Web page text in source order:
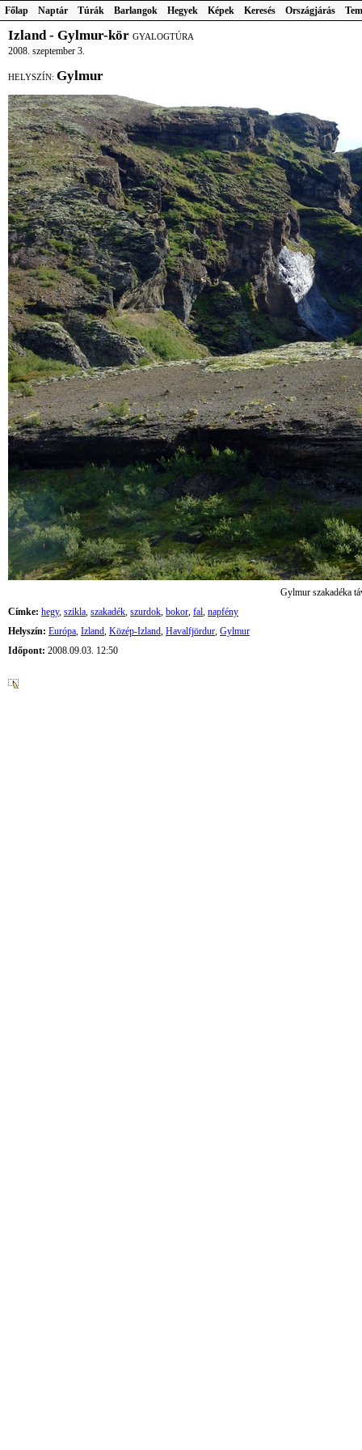
Főlap Naptár Túrák Barlangok Hegyek Képek Keresés Országjárás
Izland - Gylmur-kör GYALOGTÚRA
2008. szeptember 3.
HELYSZÍN: Gylmur
Gylmur szakadéka
Címke: hegy, szikla, szakadék, szurdok, bokor, fal, napfény
Helyszín: Európa, Izland, Közép-Izland, Havalfjördur, Gylmur
Időpont: 2008.09.03. 12:50